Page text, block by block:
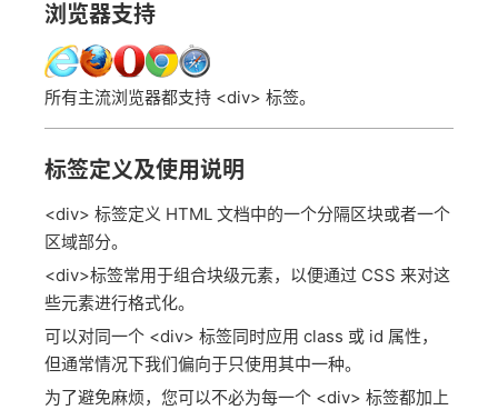
浏览器支持
所有主流浏览器都支持 <div> 标签。
标签定义及使用说明
<div> 标签定义 HTML 文档中的一个分隔区块或者一个
区域部分。
<div>标签常用于组合块级元素，以便通过 CSS 来对这
些元素进行格式化。
可以对同一个 <div> 标签同时应用 class 或 id 属性，
但通常情况下我们偏向于只使用其中一种。
为了避免麻烦，您可以不必为每一个 <div> 标签都加上